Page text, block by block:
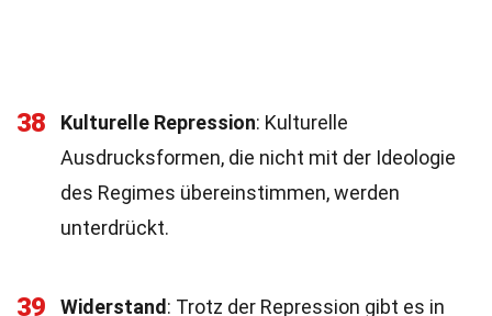
38 Kulturelle Repression: Kulturelle
Ausdrucksformen, die nicht mit der Ideologie
des Regimes übereinstimmen, werden
unterdrückt.
39 Widerstand : Trotz der Repression gibt es in